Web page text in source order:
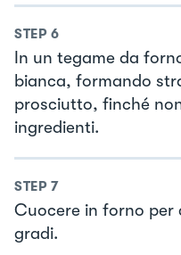
STEP 6
In un tegame da
bianca, formando
prosciutto, finché
ingredienti.
STEP 7
Cuocere in forno per
gradi.